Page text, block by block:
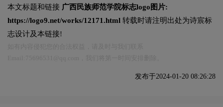
本文标题和链接 广西民族师范学院标志logo图片:
https://logo9.net/works/12171.html 转载时请注明出处为诗宸标
志设计及本链接!
发布于2024-01-20 08:26:28